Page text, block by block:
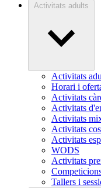
Activitats adults
Activitats
Horari i
Activitats
Activitats
Activitats
Activitats
Activitats
WODS
Activitats
Tallers i